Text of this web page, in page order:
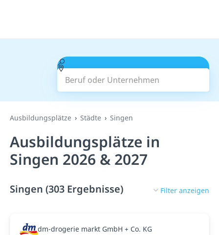
Beruf oder Unternehmen
Suchen
Ausbildungsplätze Städte Singen
Ausbildungsplätze in
Singen 2026 & 2027
Singen (303 Ergebnisse) Filter anzeigen
dm-drogerie markt GmbH + Co. KG